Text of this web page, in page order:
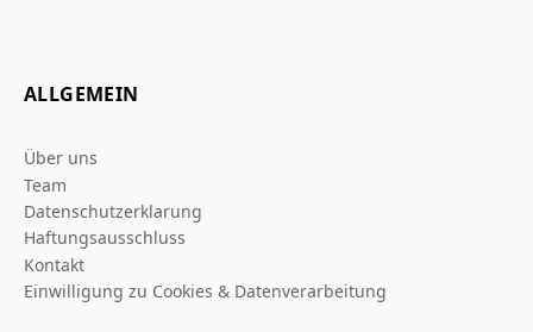
ALLGEMEIN
Über uns
Team
Datenschutzerklarung
Haftungsausschluss
Kontakt
Einwilligung zu Cookies & Datenverarbeitung